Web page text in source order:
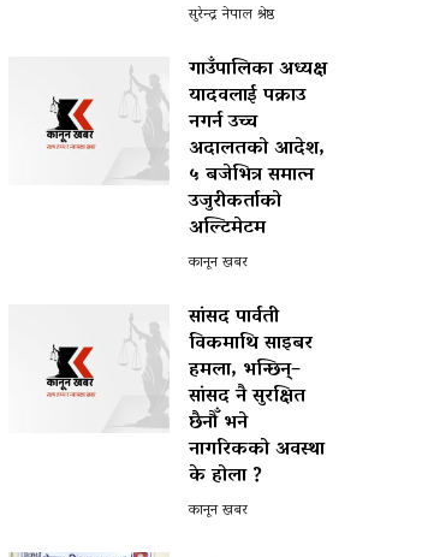
सुरेन्द्र नेपाल श्रेष्ठ
गाउँपालिका अध्यक्ष
यादवलाई पक्राउ
नगर्न उच्च
अदालतको आदेश,
५ बजेभित्र समात्न
उजुरीकर्ताको
अल्टिमेटम
कानून खबर
सांसद पार्वती
विकमाथि साइबर
हमला, भन्छिन्–
सांसद नै सुरक्षित
छैनौँ भने
नागरिकको अवस्था
के होला ?
कानून खबर